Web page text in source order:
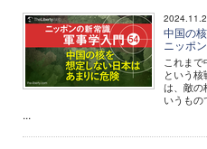
中国の
ニッポ
これまで
という
は、敵の
いうもの
...